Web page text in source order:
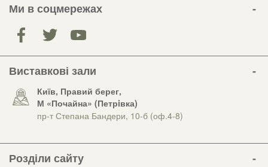
Ми в соцмережах
Виставкові зали
Київ, Правий берег,
М «Почайна» (Петрiвка)
пр-т Степана Бандери, 10-б (оф.4-8)
Розділи сайту